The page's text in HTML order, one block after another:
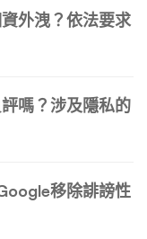
外洩？依法要求
嗎？涉及隱私的
移除誹謗性